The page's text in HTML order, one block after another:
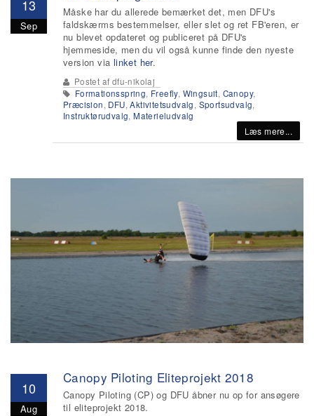
13
Sep
Måske har du allerede bemærket det, men DFU's
faldskærms bestemmelser, eller slet og ret FB'eren, er
nu blevet opdateret og publiceret på DFU's
hjemmeside, men du vil også kunne finde den nyeste
version via linket her.
Postet af dfu-nikolaj
Formationsspring, Freefly, Wingsuit, Canopy,
Præcision, DFU,Aktivitetsudvalg, Sportsudvalg,
Instruktørudvalg,Materieludvalg
Læs mere...
10
Aug
Canopy Piloting Eliteprojekt 2018
Canopy Piloting (CP) og DFU åbner nu op for ansøgere
til eliteprojekt 2018.